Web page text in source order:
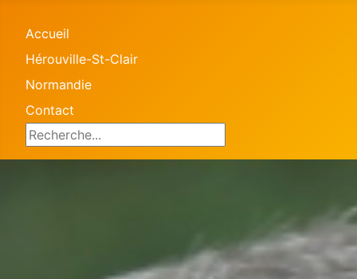
Accueil
Hérouville-St-Clair
Normandie
Contact
Search ...